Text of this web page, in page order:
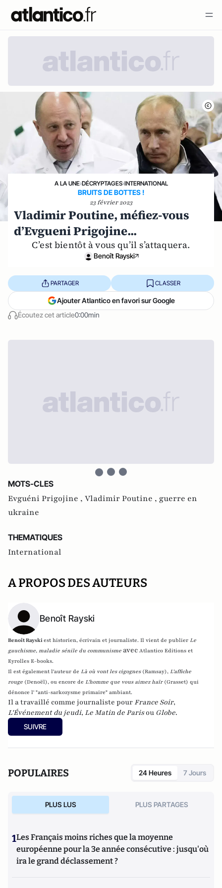
A LA UNE›DÉCRYPTAGES›INTERNATIONAL
BRUITS DE BOTTES !
23 février 2023
Vladimir Poutine, méfiez-vous
d’Evgueni Prigojine...
C’est bientôt à vous qu’il s’attaquera.
Benoît Rayski
Écoutez cet article0:00min
PARTAGER CLASSER
Ajouter Atlantico en favori sur Google
MOTS-CLES
Evguéni Prigojine , Vladimir Poutine , guerre en
ukraine
THEMATIQUES
International
A PROPOS DES AUTEURS
Benoît Rayski
Benoît Rayskiest historien, écrivain et journaliste. Il vient de publier Le
gauchisme, maladie sénile du communisme avec Atlantico Editions et
Eyrolles E-books.
Il est également l'auteur de Là où vont les cigognes (Ramsay), L'affiche
rouge (Denoël), ou encore de L'homme que vous aimez haïr (Grasset) qui
dénonce l' "anti-sarkozysme primaire" ambiant.
Il a travaillé comme journaliste pour France Soir,
L'Événement du jeudi, Le Matin de Parisou Globe.
SUIVRE
POPULAIRES 24 Heures 7 Jours
PLUS LUS PLUS PARTAGES
1Les Français moins riches que la moyenne
européenne pour la 3e année consécutive : jusqu'où
ira le grand déclassement ?